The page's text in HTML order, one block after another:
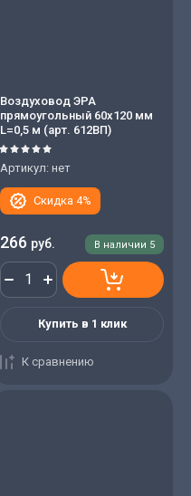
Воздуховод ЭРА
прямоугольный 60х120 мм
L=0,5 м (арт. 612ВП)
Артикул: нет
Скидка 4%
В наличии 5
266 руб.
Купить в 1 клик
К сравнению